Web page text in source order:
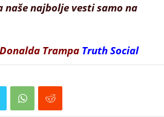
najbolje vesti samo na
Trampa Truth Social